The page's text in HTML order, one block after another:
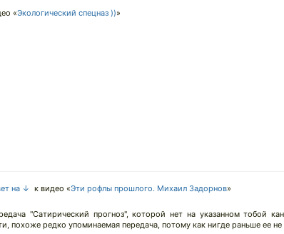
«Экологический спецназ ))»
на ↓ к видео «Эти рофлы прошлого. Михаил Задорнов»
"Сатирический прогноз", которой нет на указанном тобой
похоже редко упоминаемая передача, потому как нигде раньше ее не